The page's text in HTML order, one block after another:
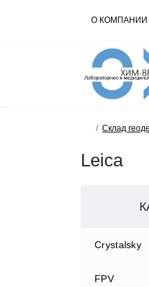
О КОМПАНИИ
Склад
Leica
Crystalsky
FPV